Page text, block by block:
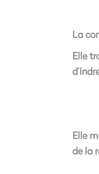
La
Elle
Elle
de la